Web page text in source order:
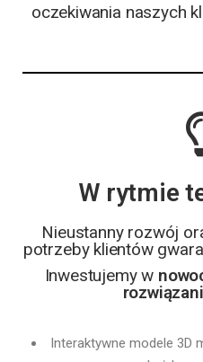
oczekiwania naszych
W rytmie
Nieustanny rozwój
potrzeby klientów
Inwestujemy w
Interaktywne modele 3D